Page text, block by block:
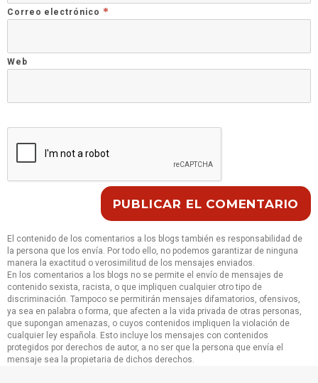
Correo electrónico *
Web
El contenido de los comentarios a los blogs también es responsabilidad de
la persona que los envía. Por todo ello, no podemos garantizar de ninguna
manera la exactitud o verosimilitud de los mensajes enviados.
En los comentarios a los blogs no se permite el envío de mensajes de
contenido sexista, racista, o que impliquen cualquier otro tipo de
discriminación. Tampoco se permitirán mensajes difamatorios, ofensivos,
ya sea en palabra o forma, que afecten a la vida privada de otras personas,
que supongan amenazas, o cuyos contenidos impliquen la violación de
cualquier ley española. Esto incluye los mensajes con contenidos
protegidos por derechos de autor, a no ser que la persona que envía el
mensaje sea la propietaria de dichos derechos.